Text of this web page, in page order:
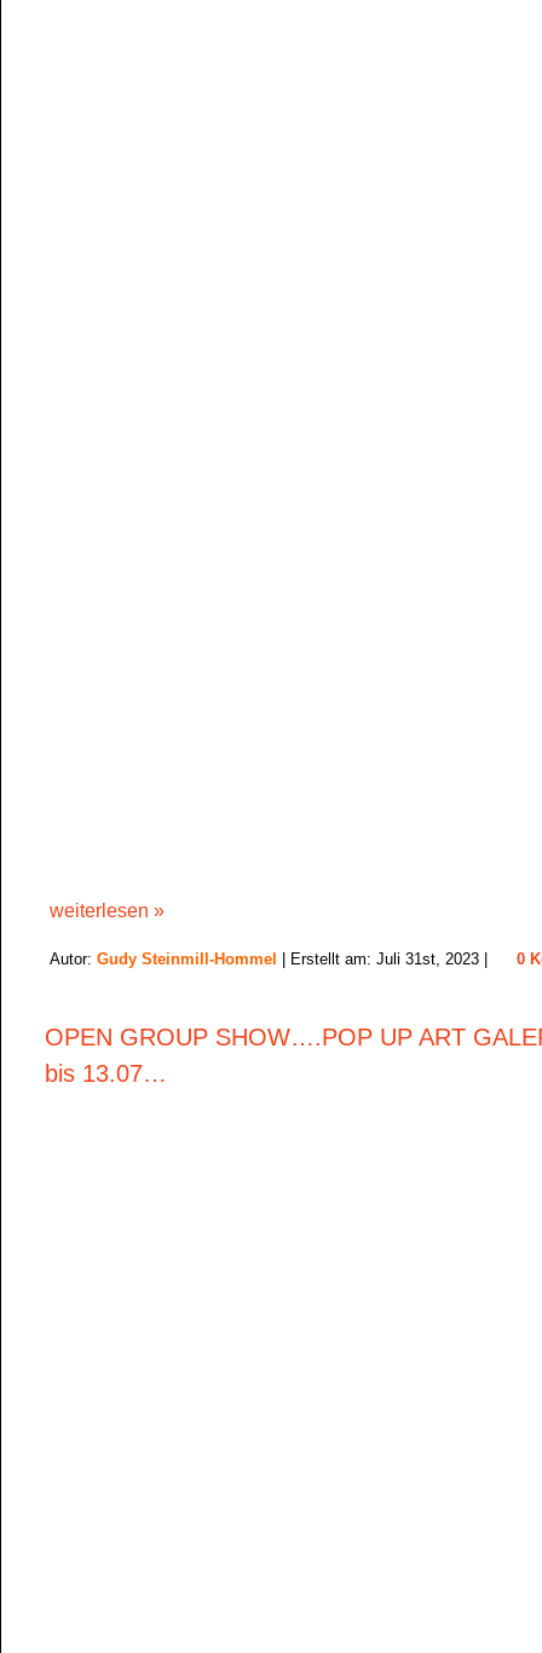
weiterlesen »
Autor: Gudy Steinmill-Hommel | Erstellt am: Juli 31st, 2023 | 0
OPEN GROUP SHOW….POP UP ART
bis 13.07…